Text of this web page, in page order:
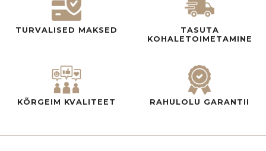
TURVALISED MAKSED
TASUTA
KOHALETOIMETAMINE
KÕRGEIM KVALITEET RAHULOLU GARANTII